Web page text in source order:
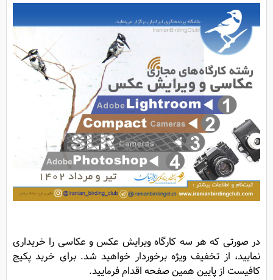
در صورتی که هر سه کارگاه ویرایش عکس و عکاسی را خریداری
نمایید، از تخفیف ویژه برخوردار خواهید شد. برای خرید پکیج
کافیست از پایین همین صفحه اقدام فرمایید.